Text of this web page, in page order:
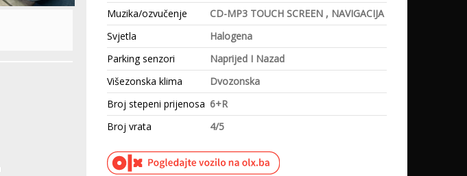
Muzika/ozvučenje
CD-MP3 TOUCH SCREEN , NAVIGACIJA
Svjetla
Halogena
Parking senzori
Naprijed I Nazad
Višezonska klima
Dvozonska
Broj stepeni prijenosa 6+R
Broj vrata
4/5